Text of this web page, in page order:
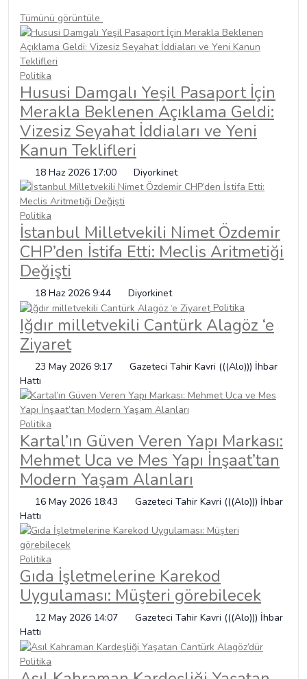
Tümünü görüntüle
Politika
Hususi Damgalı Yeşil Pasaport İçin
Merakla Beklenen Açıklama Geldi:
Vizesiz Seyahat İddiaları ve Yeni
Kanun Teklifleri
18 Haz 2026 17:00 Diyorkinet
Politika
İstanbul Milletvekili Nimet Özdemir
CHP’den İstifa Etti: Meclis Aritmetiği
Değişti
18 Haz 2026 9:44
Diyorkinet
Politika
Iğdır milletvekili Cantürk Alagöz ‘e
Ziyaret
23 May 2026 9:17
Gazeteci Tahir Kavri (((Alo))) İhbar
Hattı
Politika
Kartal’ın Güven Veren Yapı Markası:
Mehmet Uca ve Mes Yapı İnşaat’tan
Modern Yaşam Alanları
16 May 2026 18:43
Gazeteci Tahir Kavri (((Alo))) İhbar
Hattı
Politika
Gıda İşletmelerine Karekod
Uygulaması: Müşteri görebilecek
12 May 2026 14:07
Gazeteci Tahir Kavri (((Alo))) İhbar
Hattı
Politika